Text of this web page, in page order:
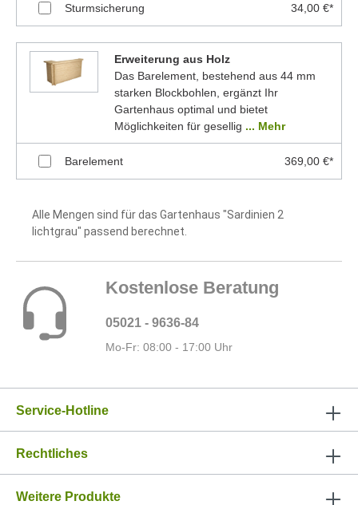
Sturmsicherung 34,00 €*
Erweiterung aus Holz
Das Barelement, bestehend aus 44 mm
starken Blockbohlen, ergänzt Ihr
Gartenhaus optimal und bietet
Möglichkeiten für gesellig ... Mehr
Barelement 369,00 €*
Alle Mengen sind für das Gartenhaus "Sardinien 2
lichtgrau" passend berechnet.
Kostenlose Beratung
05021 - 9636-84
Mo-Fr: 08:00 - 17:00 Uhr
Service-Hotline
Rechtliches
Weitere Produkte